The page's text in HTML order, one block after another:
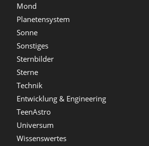
Mond
Planetensystem
Sonne
Sonstiges
Sternbilder
Sterne
Technik
Entwicklung & Engineering
TeenAstro
Universum
Wissenswertes